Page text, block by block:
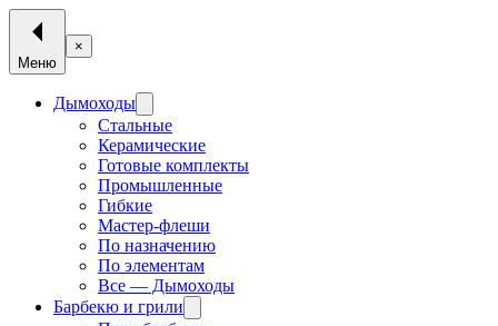
Меню
×
Дымоходы
Стальные
Керамические
Готовые комплекты
Промышленные
Гибкие
Мастер-флеши
По назначению
По элементам
Все — Дымоходы
Барбекю и грили